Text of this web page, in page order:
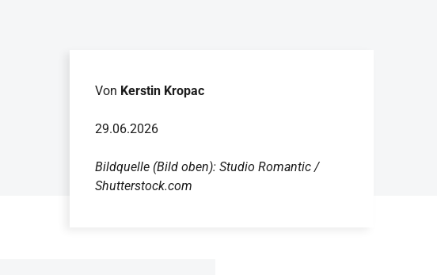
Von Kerstin Kropac
29.06.2026
Bildquelle (Bild oben): Studio Romantic /
Shutterstock.com